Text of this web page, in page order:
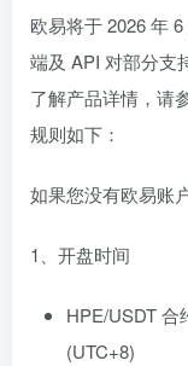
欧易将于 2026 年
端及 API 对部分支
了解产品详情，请
规则如下：
如果您没有欧易账
1、开盘时间
HPE/USDT 合
(UTC+8)